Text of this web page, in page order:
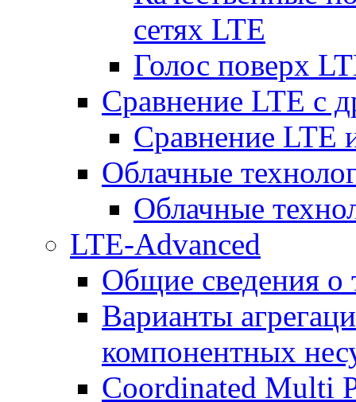
сетях LTE
Голос поверх
Сравнение LTE с
Сравнение LTE
Облачные
Облачные
LTE-Advanced
Общие сведения о
Варианты
компонентных
Coordinated Multi